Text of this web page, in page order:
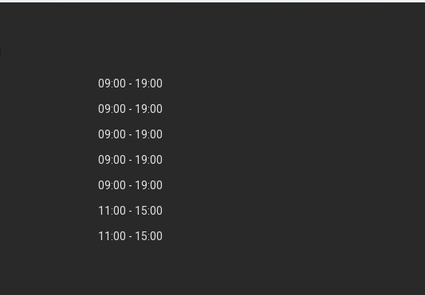
09:00
19:00
09:00
19:00
09:00
19:00
09:00
19:00
09:00
19:00
11:00
15:00
11:00 15:00